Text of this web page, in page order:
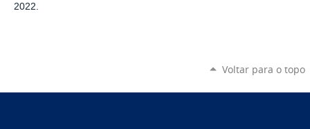
2022.
Voltar para o topo